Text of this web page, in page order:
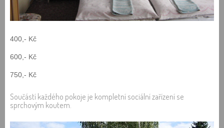
400,- Kč
600,- Kč
750,- Kč
Součástí každého pokoje je kompletní sociální zařízení se
sprchovým koutem.